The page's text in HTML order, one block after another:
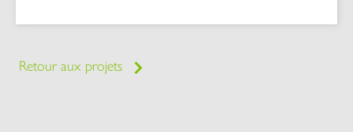
Retour aux projets